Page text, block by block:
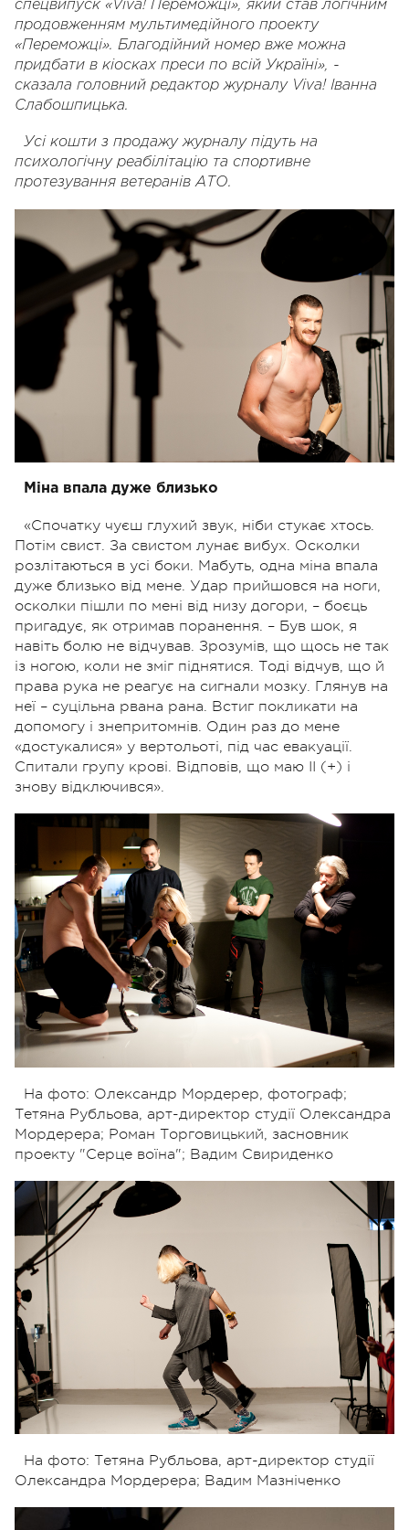
спецвипуск «Viva! Переможці», який став логічним
продовженням мультимедійного проекту
«Переможці». Благодійний номер вже можна
придбати в кіосках преси по всій Україні», -
сказала головний редактор журналу Viva! Іванна
Слабошпицька.
Усі кошти з продажу журналу підуть на
психологічну реабілітацію та спортивне
протезування ветеранів АТО.
Міна впала дуже близько
«Спочатку чуєш глухий звук, ніби стукає хтось.
Потім свист. За свистом лунає вибух. Осколки
розлітаються в усі боки. Мабуть, одна міна впала
дуже близько від мене. Удар прийшовся на ноги,
осколки пішли по мені від низу догори, – боєць
пригадує, як отримав поранення. – Був шок, я
навіть болю не відчував. Зрозумів, що щось не так
із ногою, коли не зміг піднятися. Тоді відчув, що й
права рука не реагує на сигнали мозку. Глянув на
неї – суцільна рвана рана. Встиг покликати на
допомогу і знепритомнів. Один раз до мене
«достукалися» у вертольоті, під час евакуації.
Спитали групу крові. Відповів, що маю ІІ (+) і
знову відключився».
На фото: Олександр Мордерер, фотограф;
Тетяна Рубльова, арт-директор студії Олександра
Мордерера; Роман Торговицький, засновник
проекту "Серце воїна"; Вадим Свириденко
На фото: Тетяна Рубльова, арт-директор студії
Олександра Мордерера; Вадим Мазніченко